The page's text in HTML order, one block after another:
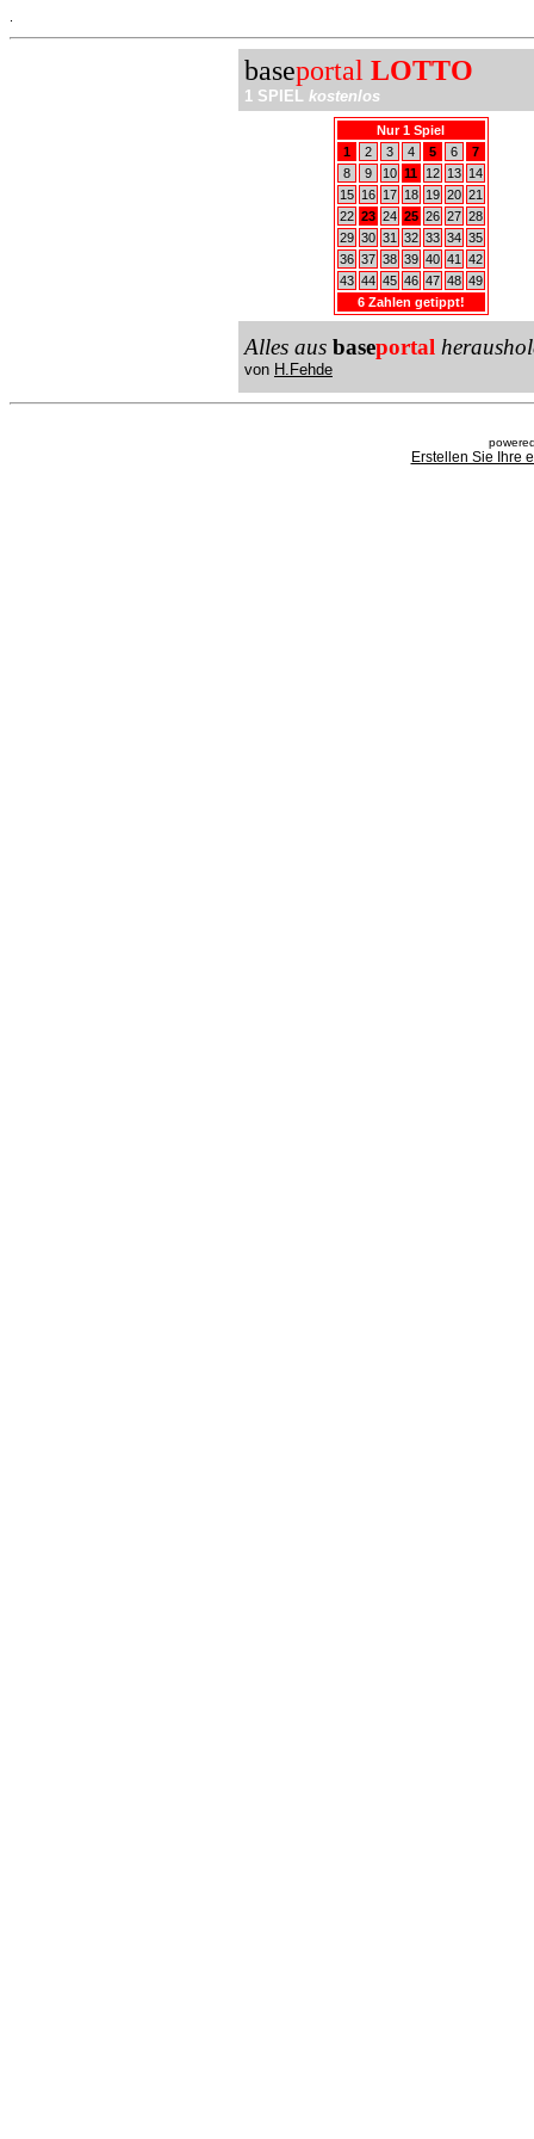
baseportal LOTTO
1 SPIEL kostenlos
Nur 1 Spiel
1
2 3 4 5 6
7
8
9 10 11 12 13
14
15
16 17 18 19 20 21
22 23 24 25 26 27 28
29 30 31 32 33 34 35
36 37 38 39 40 41
42
43 44 45 46 47 48 49
6 Zahlen getippt!
Alles aus baseportal
von H.Fehde
Erstellen Sie Ihre